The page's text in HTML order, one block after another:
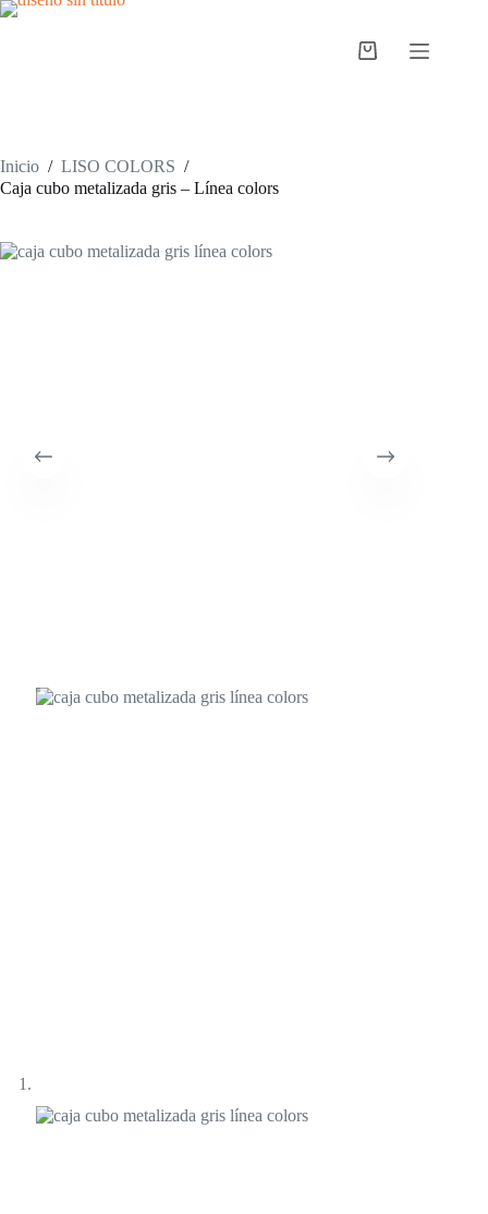
Saltar
Carro
Inicio / LISO COLORS /
Caja cubo metalizada gris – Línea colors